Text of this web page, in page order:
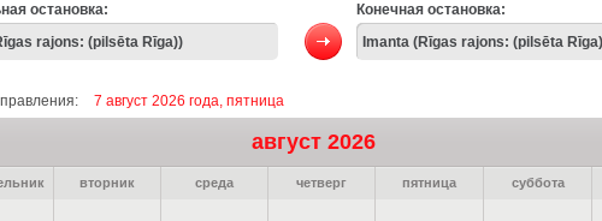
остановка: Конечная остановка:
7 август 2026 года, пятница
август 2026
вторник среда четверг пятница суббота